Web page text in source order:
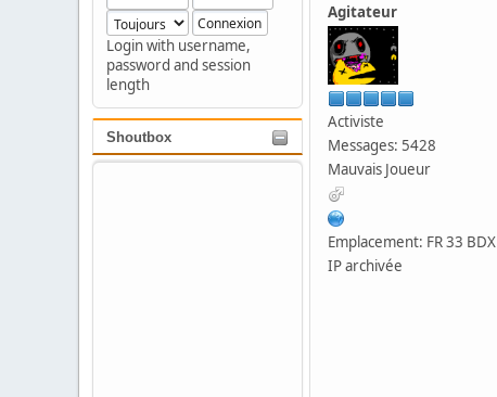
Login with username,
password and session
length
Shoutbox
Agitateur
Activiste
Messages: 5428
Mauvais Joueur
Emplacement: FR 33 BDX
IP archivée